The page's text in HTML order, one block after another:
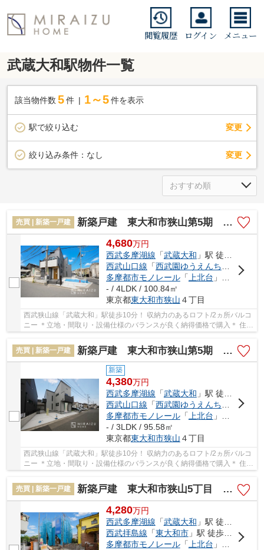
閲覧履歴 ログイン メニュー
武蔵大和駅物件一覧
該当物件数 5件 1～5 件を表示
駅で絞り込む 変更
絞り込み条件： なし 変更
売買 | 新築一戸建 新築戸建 東大和市狭山第5期 全2棟
4,680万円
西武多摩湖線 「武蔵大和 」駅 徒歩10分
西武山口線 「西武園ゆうえんち 」駅 徒歩
多摩都市モノレール「 上北台 」駅 徒歩32分
- / 4LDK / 100.84㎡
東京都東大和市狭山 ４丁目
西武狭山線「武蔵大和」駅徒歩10分！ 収納力のあるロフト/2ヵ所バルコ
ニー ＊立地・間取り・設備仕様のバランスが良く納得価格で購入＊ 住宅
性能評価付きで安心邸宅！色んな不安を解...
売買 | 新築一戸建
新築戸建 東大和市狭山第5期 全2棟
新築
4,380万円
西武多摩湖線 「武蔵大和 」駅 徒歩10分
西武山口線 「西武園ゆうえんち」駅 徒歩
多摩都市モノレール「上北台 」駅 徒歩32分
- / 3LDK / 95.58㎡
東京都東大和市狭山 ４丁目
西武狭山線「武蔵大和」駅徒歩10分！ 収納力のあるロフト/2ヵ所バルコ
ニー ＊立地・間取り・設備仕様のバランスが良く納得価格で購入＊ 住宅
売買 | 新築一戸建
新築戸建 東大和市狭山5丁目 全1棟
4,280万円
西武多摩湖線 「武蔵大和 」駅 徒歩14分
西武拝島線 「東大和市」駅 徒歩30分
多摩都市モノレール「上北台 」駅 徒歩32分